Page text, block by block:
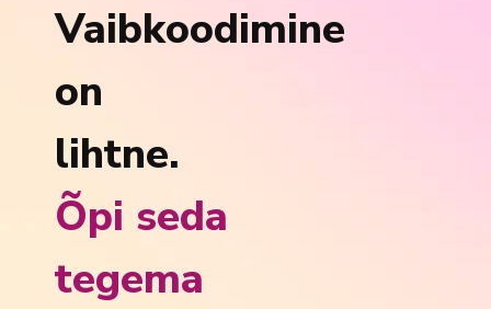
Vaibkoodimine
on
lihtne.
Õpi seda
tegema